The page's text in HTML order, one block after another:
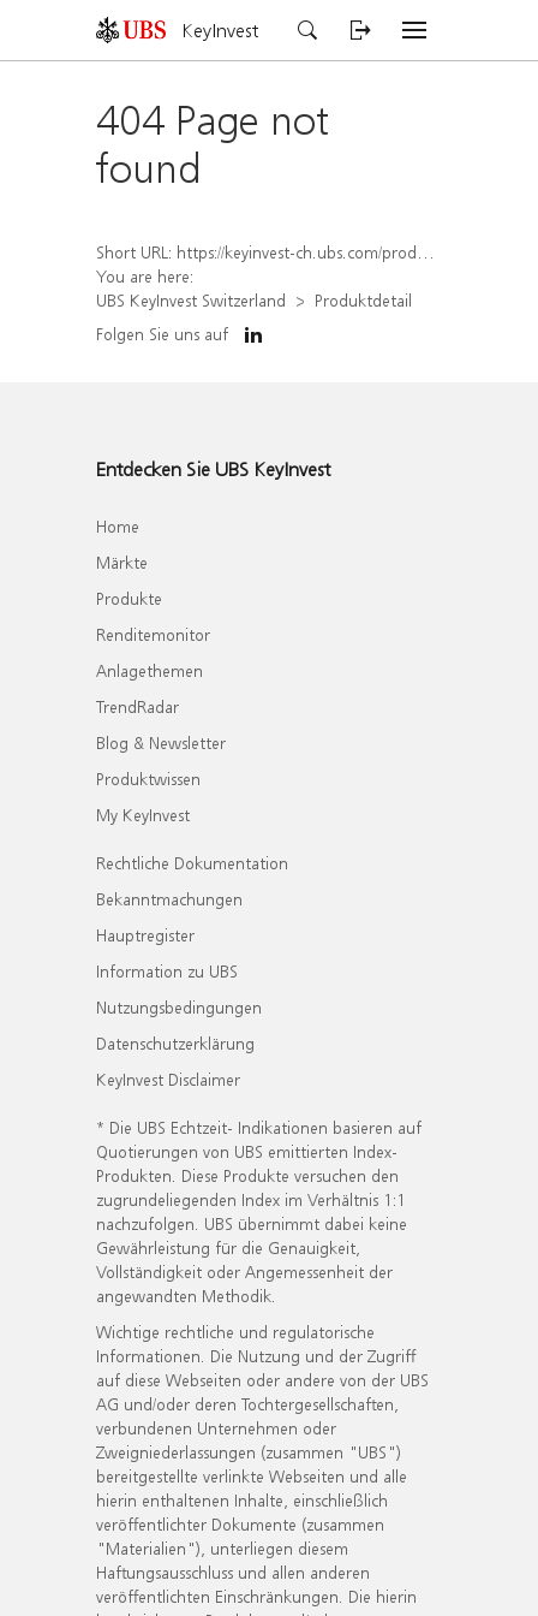
KeyInvest
404 Page not
found
Short URL: https://keyinvest-ch.ubs.com/produkt/detail/index/isin/CH1572306624
You are here:
UBS KeyInvest Switzerland
Produktdetail
Folgen Sie uns auf
Entdecken Sie UBS KeyInvest
Home
Märkte
Produkte
Renditemonitor
Anlagethemen
TrendRadar
Blog & Newsletter
Produktwissen
My KeyInvest
Rechtliche Dokumentation
Bekanntmachungen
Hauptregister
Information zu UBS
Nutzungsbedingungen
Datenschutzerklärung
KeyInvest Disclaimer
* Die UBS Echtzeit- Indikationen basieren auf
Quotierungen von UBS emittierten Index-
Produkten. Diese Produkte versuchen den
zugrundeliegenden Index im Verhältnis 1:1
nachzufolgen. UBS übernimmt dabei keine
Gewährleistung für die Genauigkeit,
Vollständigkeit oder Angemessenheit der
angewandten Methodik.
Wichtige rechtliche und regulatorische
Informationen. Die Nutzung und der Zugriff
auf diese Webseiten oder andere von der UBS
AG und/oder deren Tochtergesellschaften,
verbundenen Unternehmen oder
Zweigniederlassungen (zusammen "UBS")
bereitgestellte verlinkte Webseiten und alle
hierin enthaltenen Inhalte, einschließlich
veröffentlichter Dokumente (zusammen
"Materialien"), unterliegen diesem
Haftungsausschluss und allen anderen
veröffentlichten Einschränkungen. Die hierin